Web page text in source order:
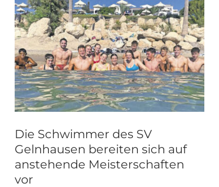
Zeige
grösseres
Bild
Die Schwimmer des SV
Gelnhausen bereiten sich auf
anstehende Meisterschaften
vor